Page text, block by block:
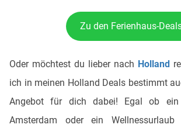
Zu den Ferienhaus-
Oder möchtest du lieber nach Holland
ich in meinen Holland Deals bestimmt
Angebot für dich dabei! Egal ob ein
Amsterdam oder ein